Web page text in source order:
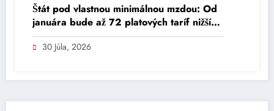
Štát pod vlastnou minimálnou mzdou: Od
januára bude až 72 platových taríf nižších
ako 972 eur, tvrdia policajné odbory –
Domáce – Správy
30 Júla, 2026